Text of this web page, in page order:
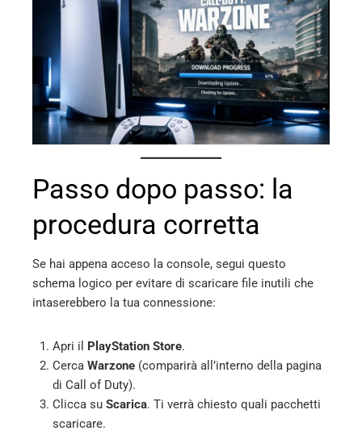
Passo dopo passo: la
procedura corretta
Se hai appena acceso la console, segui questo
schema logico per evitare di scaricare file inutili che
intaserebbero la tua connessione:
Apri il PlayStation Store.
Cerca Warzone (comparirà all’interno della pagina
di Call of Duty).
Clicca su Scarica. Ti verrà chiesto quali pacchetti
scaricare.